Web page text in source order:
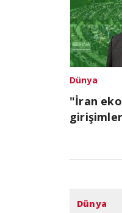
Dünya
"İran
Dünya